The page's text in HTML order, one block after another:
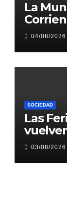
La
obras
de
04/08/2026
SOCIEDAD
Las
03/08/2026